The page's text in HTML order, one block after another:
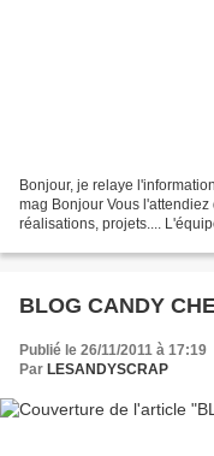
Bonjour, je relaye
mag Bonjour Vous
réalisations, projets....
BLOG CANDY
Publié le 26/11/2011 à 17:19
Par LESANDYSCRAP